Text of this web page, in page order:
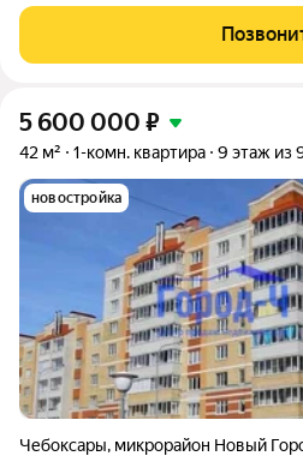
Площадь без учета балкона 31,1 кв
Отличная , светлая квартира с
5 600 000 ₽
42 м² 1-комн. квартира 9 этаж из
новостройка
Чебоксары, микрорайон Новый